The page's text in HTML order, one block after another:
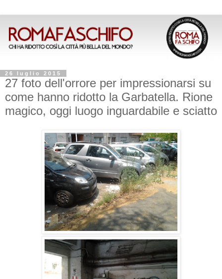
26 luglio 2015
27 foto dell'orrore per impressionarsi su
come hanno ridotto la Garbatella. Rione
magico, oggi luogo inguardabile e sciatto